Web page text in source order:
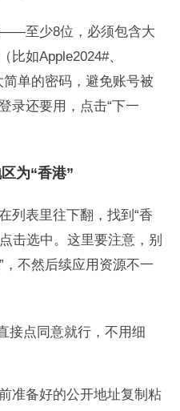
至少8位，必须包含大
比如Apple2024#、
单的密码，避免账号被
录还要用，点击“下一
为“香港”
列表里往下翻，找到“香
击选中。这里要注意，别
，不然后续应用资源不一
接点同意就行，不用细
准备好的公开地址复制粘